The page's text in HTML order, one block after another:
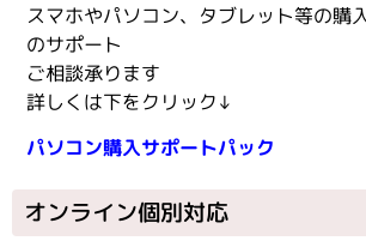
スマホやパソコン、タブレット等の購
のサポート
ご相談承ります
詳しくは下をクリック↓
パソコン購入サポートパック
オンライン個別対応